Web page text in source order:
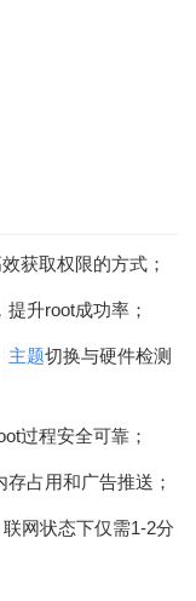
获取权限的方式；
升root成功率；
主题切换与硬件检测
过程安全可靠；
占用和广告推送；
网状态下仅需1-2分